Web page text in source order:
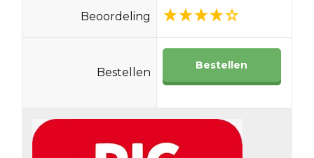
Beoordeling
Bestellen
Bestellen